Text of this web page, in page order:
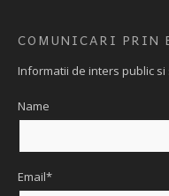
COMUNICARI PRIN
Informatii de inters public
Name
Email*